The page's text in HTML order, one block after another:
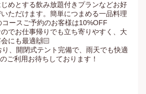
めとする飲み放題付きプランなどお好
ただけます。簡単につまめる一品料理
ースご予約のお客様は10%OFF
でお仕事帰りでも立ち寄りやすく、大
にも最適🙌🏻
、開閉式テント完備で、雨天でも快適
ご利用お待ちしております！